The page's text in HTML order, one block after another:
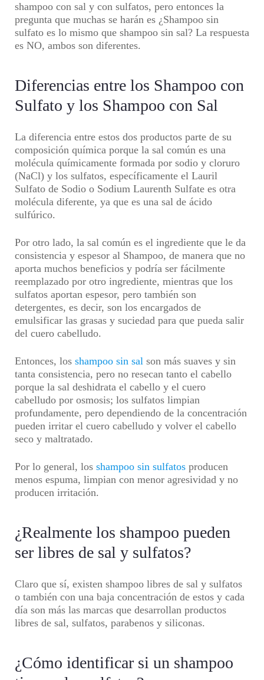
shampoo con sal y con sulfatos, pero entonces la
pregunta que muchas se harán es ¿Shampoo sin
sulfato es lo mismo que shampoo sin sal? La respuesta
es NO, ambos son diferentes.
Diferencias entre los Shampoo con
Sulfato y los Shampoo con Sal
La diferencia entre estos dos productos parte de su
composición química porque la sal común es una
molécula químicamente formada por sodio y cloruro
(NaCl) y los sulfatos, específicamente el Lauril
Sulfato de Sodio o Sodium Laurenth Sulfate es otra
molécula diferente, ya que es una sal de ácido
sulfúrico.
Por otro lado, la sal común es el ingrediente que le da
consistencia y espesor al Shampoo, de manera que no
aporta muchos beneficios y podría ser fácilmente
reemplazado por otro ingrediente, mientras que los
sulfatos aportan espesor, pero también son
detergentes, es decir, son los encargados de
emulsificar las grasas y suciedad para que pueda salir
del cuero cabelludo.
Entonces, los shampoo sin sal son más suaves y sin
tanta consistencia, pero no resecan tanto el cabello
porque la sal deshidrata el cabello y el cuero
cabelludo por osmosis; los sulfatos limpian
profundamente, pero dependiendo de la concentración
pueden irritar el cuero cabelludo y volver el cabello
seco y maltratado.
Por lo general, los shampoo sin sulfatos producen
menos espuma, limpian con menor agresividad y no
producen irritación.
¿Realmente los shampoo pueden
ser libres de sal y sulfatos?
Claro que sí, existen shampoo libres de sal y sulfatos
o también con una baja concentración de estos y cada
día son más las marcas que desarrollan productos
libres de sal, sulfatos, parabenos y siliconas.
¿Cómo identificar si un shampoo